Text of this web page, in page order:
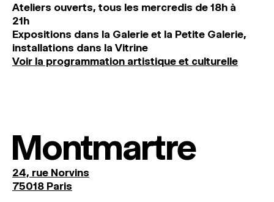
Ateliers ouverts, tous les mercredis de 18h à
21h
Expositions dans la Galerie et la Petite Galerie,
installations dans la Vitrine
Voir la programmation artistique et culturelle
Montmartre
24, rue Norvins
75018 Paris